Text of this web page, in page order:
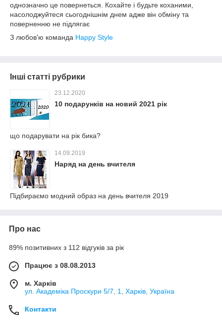
однозначно це повернеться. Кохайте і будьте коханими,
насолоджуйтеся сьогоднішнім днем адже він обміну та
поверненню не підлягає
З любов'ю команда Happy Style
Інші статті рубрики
23.12.2020
10 подарунків на новий 2021 рік
що подарувати на рік бика?
14.09.2019
Наряд на день вчителя
Підбираємо модний образ на день вчителя 2019
Про нас
89% позитивних з 112 відгуків за рік
Працює з 08.08.2013
м. Харків
ул. Академіка Проскури 5/7, 1, Харків, Україна
Контакти